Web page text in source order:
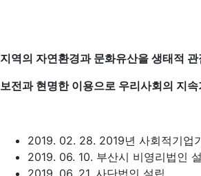
지역의 자연환경과 문화유산을 생태적
보전과 현명한 이용으로 우리사회의 지
2019. 02. 28. 2019년 사회적기업
2019. 06. 10. 부산시 비영리법인
2019. 06. 21. 사단법인 설립